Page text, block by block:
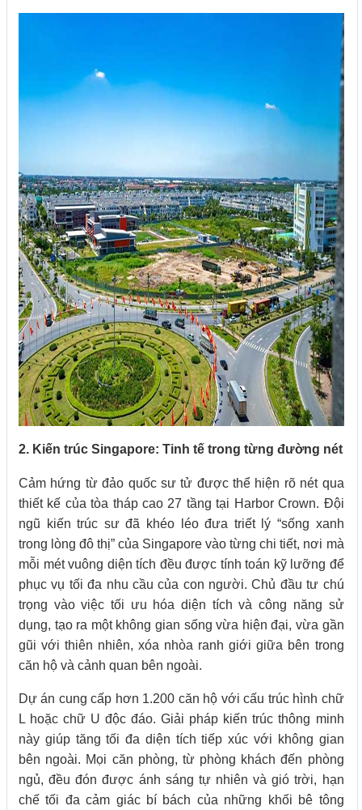
2. Kiến trúc Singapore: Tinh tế trong từng đường nét
Cảm hứng từ đảo quốc sư tử được thể hiện rõ nét qua
thiết kế của tòa tháp cao 27 tầng tại Harbor Crown. Đội
ngũ kiến trúc sư đã khéo léo đưa triết lý “sống xanh
trong lòng đô thị” của Singapore vào từng chi tiết, nơi mà
mỗi mét vuông diện tích đều được tính toán kỹ lưỡng để
phục vụ tối đa nhu cầu của con người. Chủ đầu tư chú
trọng vào việc tối ưu hóa diện tích và công năng sử
dụng, tạo ra một không gian sống vừa hiện đại, vừa gần
gũi với thiên nhiên, xóa nhòa ranh giới giữa bên trong
căn hộ và cảnh quan bên ngoài.
Dự án cung cấp hơn 1.200 căn hộ với cấu trúc hình chữ
L hoặc chữ U độc đáo. Giải pháp kiến trúc thông minh
này giúp tăng tối đa diện tích tiếp xúc với không gian
bên ngoài. Mọi căn phòng, từ phòng khách đến phòng
ngủ, đều đón được ánh sáng tự nhiên và gió trời, hạn
chế tối đa cảm giác bí bách của những khối bê tông